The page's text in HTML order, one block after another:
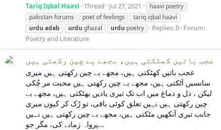
Tariq Iqbal Haavi Thread Jul 27, 2021
haavi poetry
pakistan-forums
poet of feelings
tariq iqbal haavi
urdu adab urdu ghazal urdu poetry Replies: 0 Forum:
Poetry and Literature
عجب باتیں کھٹکتی ہیں، مجھے بے چین رکھتی ہیں
عجب باتیں کھٹکتی ہیں، مجھے بے چین رکھتی ہیں میری
سانسیں اَٹکتی ہیں، مجھے بے چین رکھتی ہیں محبت مر چُکی
لیکن ، دل و دماغ میں اب تک تیری یادیں بھٹکتی ہیں، مجھے بے
چین رکھتی ہیں نہیں تعلق کوئی باقی، تو رُک کر کیوں میری
جانب تیری آنکھیں مٹکتی ہیں، مجھے بے چین رکھتی ہیں نہیں
پرواہ زمانے کی، مگر جو...